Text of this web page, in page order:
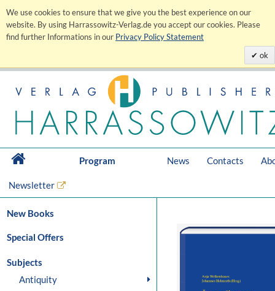
We use cookies to ensure that we give you the best experience on our
website. By using Harrassowitz-Verlag.de you accept our cookies. Please
find further Informations in our Privacy Policy Statement
ok
Program News Contacts
Newsletter
New Books
Special Offers
Subjects
Antiquity